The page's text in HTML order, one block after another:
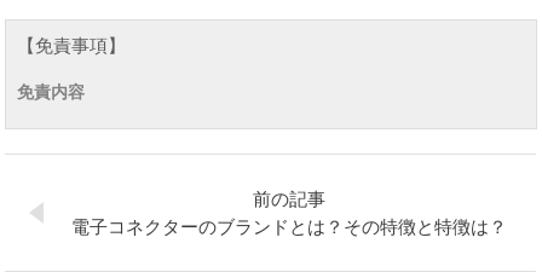
【免責事項】
免責内容
前の記事
電子コネクターのブランドとは？その特徴と特徴は？